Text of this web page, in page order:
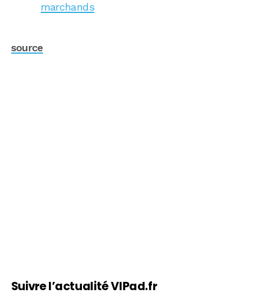
marchands
source
Suivre l’actualité VIPad.fr